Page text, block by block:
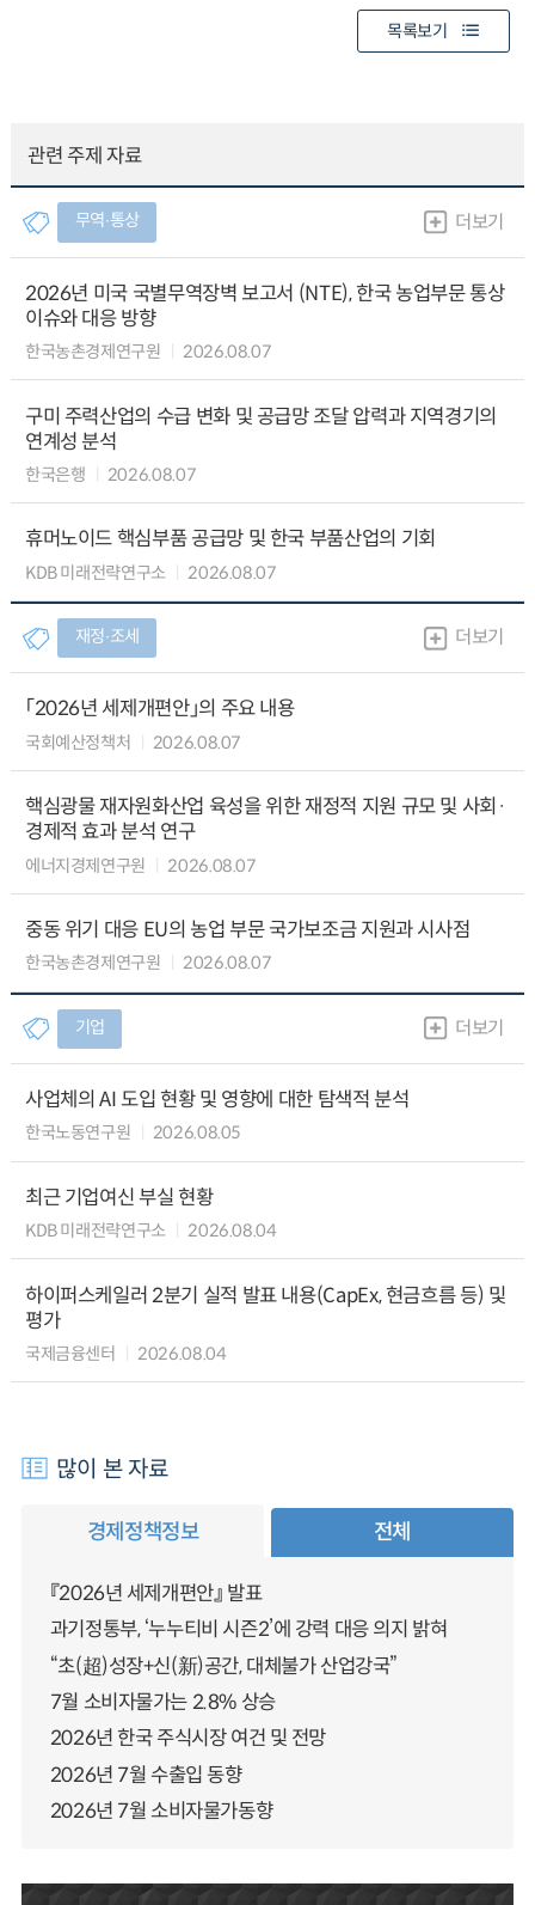
목록보기
관련 주제 자료
무역∙통상 더보기
2026년 미국 국별무역장벽 보고서 (NTE), 한국 농업부문 통상
이슈와 대응 방향
한국농촌경제연구원 2026.08.07
구미 주력산업의 수급 변화 및 공급망 조달 압력과 지역경기의
연계성 분석
한국은행 2026.08.07
휴머노이드 핵심부품 공급망 및 한국 부품산업의 기회
KDB 미래전략연구소 2026.08.07
재정∙조세 더보기
「2026년 세제개편안」의 주요 내용
국회예산정책처 2026.08.07
핵심광물 재자원화산업 육성을 위한 재정적 지원 규모 및 사회·
경제적 효과 분석 연구
에너지경제연구원 2026.08.07
중동 위기 대응 EU의 농업 부문 국가보조금 지원과 시사점
한국농촌경제연구원 2026.08.07
기업 더보기
사업체의 AI 도입 현황 및 영향에 대한 탐색적 분석
한국노동연구원 2026.08.05
최근 기업여신 부실 현황
KDB 미래전략연구소 2026.08.04
하이퍼스케일러 2분기 실적 발표 내용(CapEx, 현금흐름 등) 및
평가
국제금융센터 2026.08.04
많이 본 자료
경제정책정보 전체
『2026년 세제개편안』 발표
과기정통부, ‘누누티비 시즌2’에 강력 대응 의지 밝혀
“초(超)성장+신(新)공간, 대체불가 산업강국”
7월 소비자물가는 2.8% 상승
2026년 한국 주식시장 여건 및 전망
2026년 7월 수출입 동향
2026년 7월 소비자물가동향